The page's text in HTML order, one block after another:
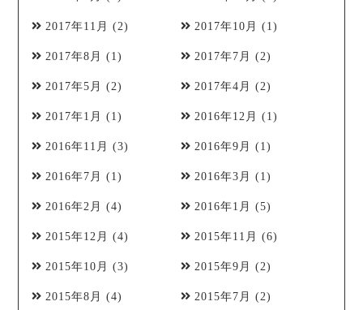
2017年11月 (2) 2017年10月 (1)
2017年8月 (1) 2017年7月 (2)
2017年5月 (2) 2017年4月 (2)
2017年1月 (1) 2016年12月 (1)
2016年11月 (3) 2016年9月 (1)
2016年7月 (1) 2016年3月 (1)
2016年2月 (4) 2016年1月 (5)
2015年12月 (4) 2015年11月 (6)
2015年10月 (3) 2015年9月 (2)
2015年8月 (4) 2015年7月 (2)